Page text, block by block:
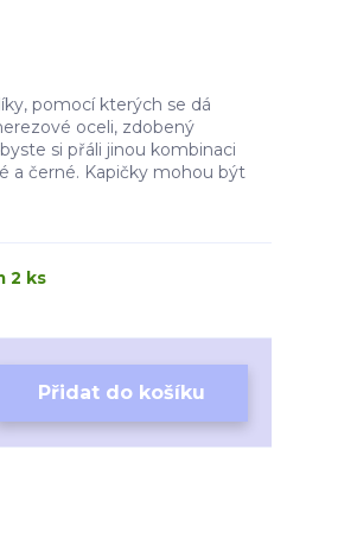
pomocí kterých se dá
oceli, zdobený
si přáli jinou kombinaci
a černé. Kapičky mohou být
2 ks
Přidat do košíku